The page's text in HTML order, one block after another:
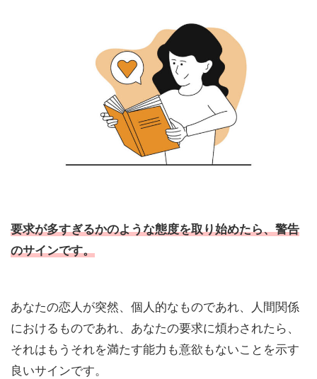
要求が多すぎるかのような態度を取り始めたら、警告
のサインです。
あなたの恋人が突然、個人的なものであれ、人間関係
におけるものであれ、あなたの要求に煩わされたら、
それはもうそれを満たす能力も意欲もないことを示す
良いサインです。